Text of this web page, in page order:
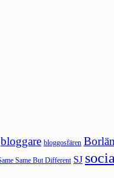
bloggare bloggosfären
Same But Different SJ